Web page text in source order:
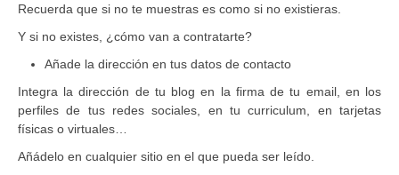
Recuerda que si no te muestras es como si no existieras.
Y si no existes, ¿cómo van a contratarte?
Añade la dirección en tus datos de contacto
Integra la dirección de tu blog en la firma de tu email, en los
perfiles de tus redes sociales, en tu curriculum, en tarjetas
físicas o virtuales…
Añádelo en cualquier sitio en el que pueda ser leído.